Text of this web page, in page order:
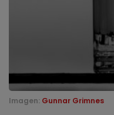
Imagen: Gunnar Grimnes